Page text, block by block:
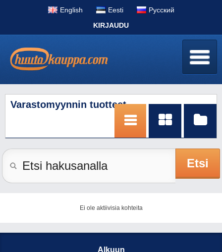
English Eesti
Pусский
Varastomyynnin tuotteet
Etsi
Ei ole aktiivisia kohteita
Alkuun